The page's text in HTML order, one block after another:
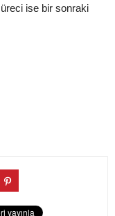
ise bir sonraki